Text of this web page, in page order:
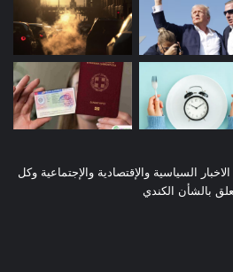
السياسية والإقتصادية والإجتماعية وكل
بالشأن الكندي